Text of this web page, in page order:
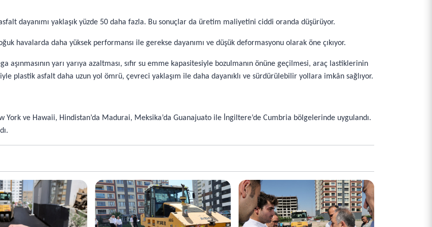
dayanımı yaklaşık yüzde 50 daha fazla. Bu sonuçlar da üretim maliyetini ciddi oranda düşürüyor.
havalarda daha yüksek performansı ile gerekse dayanımı ve düşük deformasyonu olarak öne çıkıyor.
aşınmasının yarı yarıya azaltması, sıfır su emme kapasitesiyle bozulmanın önüne geçilmesi, araç lastiklerinin
plastik asfalt daha uzun yol ömrü, çevreci yaklaşım ile daha dayanıklı ve sürdürülebilir yollara imkân sağlıyor.
York ve Hawaii, Hindistan’da Madurai, Meksika’da Guanajuato ile İngiltere’de Cumbria bölgelerinde uygulandı.